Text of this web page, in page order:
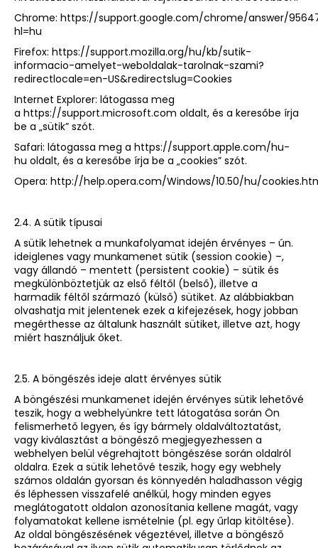
Chrome: https://support.google.com/chrome/answer/
hl=hu
Firefox: https://support.mozilla.org/hu/kb/sutik-
informacio-amelyet-weboldalak-tarolnak-szami?
redirectlocale=en-US&redirectslug=Cookies
Internet Explorer: látogassa meg
a https://support.microsoft.com oldalt, és a keresőbe írja
be a „sütik” szót.
Safari: látogassa meg a https://support.apple.com/hu-
hu oldalt, és a keresőbe írja be a „cookies” szót.
Opera: http://help.opera.com/Windows/10.50/hu/
2.4. A sütik típusai
A sütik lehetnek a munkafolyamat idején érvényes – ún.
ideiglenes vagy munkamenet sütik (session cookie) –,
vagy állandó – mentett (persistent cookie) – sütik és
megkülönböztetjük az első féltől (belső), illetve a
harmadik féltől származó (külső) sütiket. Az alábbiakban
olvashatja mit jelentenek ezek a kifejezések, hogy jobban
megérthesse az általunk használt sütiket, illetve azt, hogy
miért használjuk őket.
2.5. A böngészés ideje alatt érvényes sütik
A böngészési munkamenet idején érvényes sütik lehetővé
teszik, hogy a webhelyünkre tett látogatása során Ön
felismerhető legyen, és így bármely oldalváltoztatást,
vagy kiválasztást a böngésző megjegyezhessen a
webhelyen belül végrehajtott böngészése során oldalról
oldalra. Ezek a sütik lehetővé teszik, hogy egy webhely
számos oldalán gyorsan és könnyedén haladhasson végig
és léphessen visszafelé anélkül, hogy minden egyes
meglátogatott oldalon azonosítania kellene magát, vagy
folyamatokat kellene ismételnie (pl. egy űrlap kitöltése).
Az oldal böngészésének végeztével, illetve a böngésző